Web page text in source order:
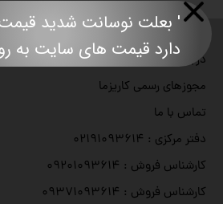
صفحه نخست
درباره با ما
مجوزهای رسمی کاریزما
تماس با ما
دفتر مرکزی : ۰۲۱۹۱۰۹۳۶۱۴
کارشناس فروش : ۰۹۲۰۱۰۹۳۶۱۴
کارشناس فروش : ۰۹۳۷۱۰۹۳۶۱۴
' بعلت نوسانت شدید قیمت
دارد قیمت های سایت به